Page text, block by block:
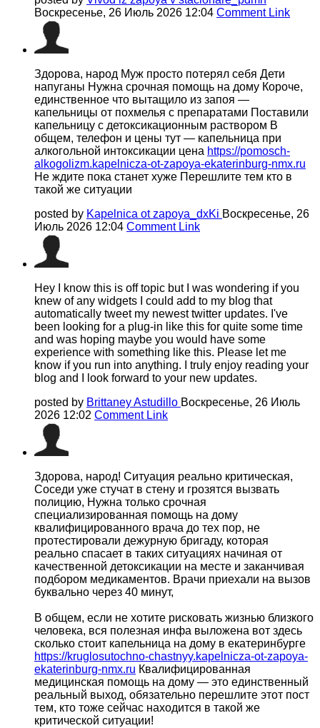
Воскресенье, 26 Июль 2026 12:04 Comment Link
Здорова, народ Муж просто потерял себя Дети
напуганы Нужна срочная помощь на дому Короче,
единственное что вытащило из запоя —
капельницы от похмелья с препаратами Поставили
капельницу с детоксикационным раствором В
общем, телефон и цены тут — капельница при
алкогольной интоксикации цена https://pomosch-
alkogolizm.kapelnicza-ot-zapoya-ekaterinburg-nmx.ru
Не ждите пока станет хуже Перешлите тем кто в
такой же ситуации
posted by Kapelnica ot zapoya_dxKi Воскресенье, 26
Июль 2026 12:04 Comment Link
Hey I know this is off topic but I was wondering if you
knew of any widgets I could add to my blog that
automatically tweet my newest twitter updates. I've
been looking for a plug-in like this for quite some time
and was hoping maybe you would have some
experience with something like this. Please let me
know if you run into anything. I truly enjoy reading your
blog and I look forward to your new updates.
posted by Brittaney Astudillo Воскресенье, 26 Июль
2026 12:02 Comment Link
Здорова, народ! Ситуация реально критическая,
Соседи уже стучат в стену и грозятся вызвать
полицию, Нужна только срочная
специализированная помощь на дому
квалифицированного врача до тех пор, не
протестировали дежурную бригаду, которая
реально спасает в таких ситуациях начиная от
качественной детоксикации на месте и заканчивая
подбором медикаментов. Врачи приехали на вызов
буквально через 40 минут,
В общем, если не хотите рисковать жизнью близкого
человека, вся полезная инфа выложена вот здесь
сколько стоит капельница на дому в екатеринбурге
https://kruglosutochno-chastnyy.kapelnicza-ot-zapoya-
ekaterinburg-nmx.ru Квалифицированная
медицинская помощь на дому — это единственный
реальный выход, обязательно перешлите этот пост
тем, кто тоже сейчас находится в такой же
критической ситуации!